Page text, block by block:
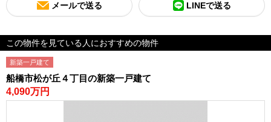
メールで送る LINEで送る
この物件を見ている人におすすめの物件
新築一戸建て
船橋市松が丘４丁目の新築一戸建て
4,090万円